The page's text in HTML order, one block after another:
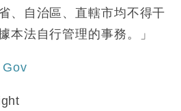
、自治區、直轄市均不得干
本法自行管理的事務。」